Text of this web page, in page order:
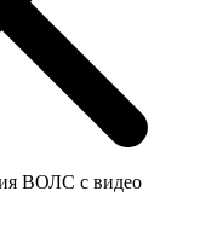
ВОЛС с видео